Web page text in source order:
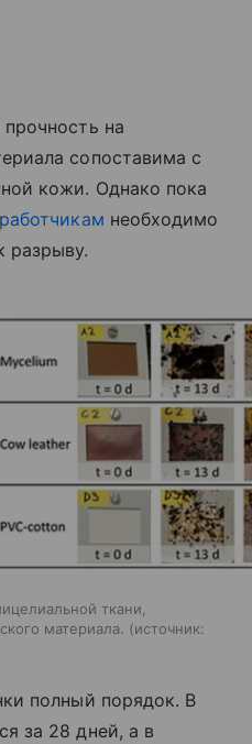
на
сопоставима с
кожи. Однако пока
необходимо
разрыву.
ткани,
материала.
источник:
полный порядок. В
за 28 дней, а в